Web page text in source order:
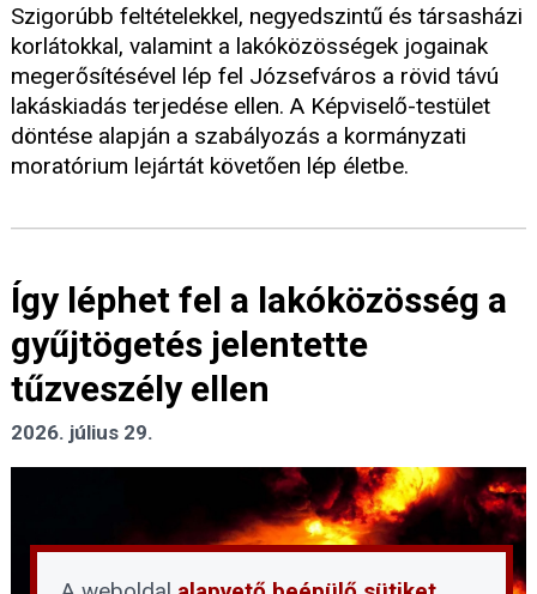
Szigorúbb feltételekkel, negyedszintű és társasházi
korlátokkal, valamint a lakóközösségek jogainak
megerősítésével lép fel Józsefváros a rövid távú
lakáskiadás terjedése ellen. A Képviselő-testület
döntése alapján a szabályozás a kormányzati
moratórium lejártát követően lép életbe.
Így léphet fel a lakóközösség a
gyűjtögetés jelentette
tűzveszély ellen
2026. július 29.